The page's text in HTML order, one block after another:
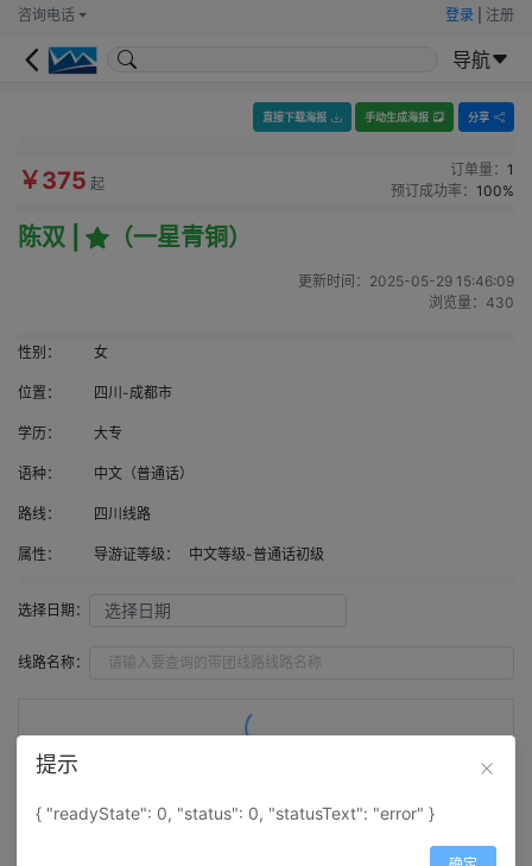
咨询电话 登录 注册
导航
直接下载海报 手动生成海报 分享
￥375 起
订单量： 1
预订成功率： 100%
陈双 | （一星青铜）
更新时间： 2025-05-29 15:46:09
浏览量： 430
性别： 女
位置： 四川-成都市
学历： 大专
语种： 中文（普通话）
路线： 四川线路
属性： 导游证等级： 中文等级-普通话初级
选择日期：
线路名称：
提示
{ "readyState": 0, "status": 0, "statusText": "error" }